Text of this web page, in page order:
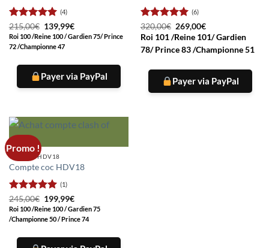
Note5sur
5
(4)
215,00€ Le
prix
initial
était :
139,99€Le
prix
actuel
Roi 100 /Reine 100 / Gardien 75/ Prince
72 /Championne 47
Payer via PayPal
Note5sur
5
(6)
320,00€ Le
prix
initial
était :
269,00€Le
prix
actuel
est :
269,00€.
Roi 101 /Reine 101/ Gardien
78/ Prince 83 /Championne 51
Payer via PayPal
Promo !
COMPTE HDV18
Compte coc HDV18
Note5sur
5
(1)
245,00€ Le
prix
initial
était :
199,99€Le
prix
actuel
est :
Roi 100 /Reine 100 / Gardien 75
/Championne 50 / Prince 74